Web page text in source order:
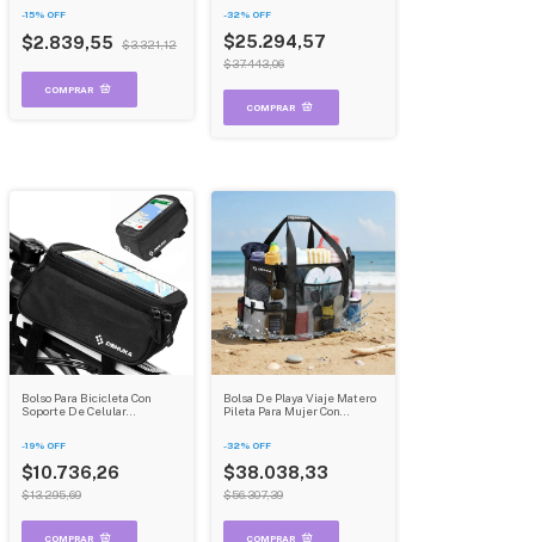
-15% OFF
$2.839,55 $3.321,12
B09 Gris
-32% OFF
$25.294,57
$37.443,06
Bolso Para Bicicleta Con
Soporte De Celular
-19% OFF
$10.736,26
$13.295,69
Bolsa De Playa Viaje Matero
Pileta Para Mujer Con
-32% OFF
$38.038,33
$56.307,39